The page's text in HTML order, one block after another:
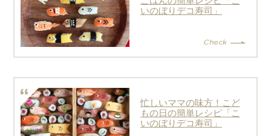
いのぼりデコ寿司」
忙しいママの味方！こど
もの日の簡単レシピ「こ
いのぼりデコ寿司」